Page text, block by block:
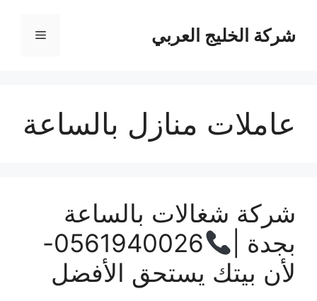
المحتوىشركة الخليج العربي القائمة
عاملات منازل بالساعة
شركة شغالات بالساعة
بجدة |
0561940026-
لأن بيتك يستحق الأفضل